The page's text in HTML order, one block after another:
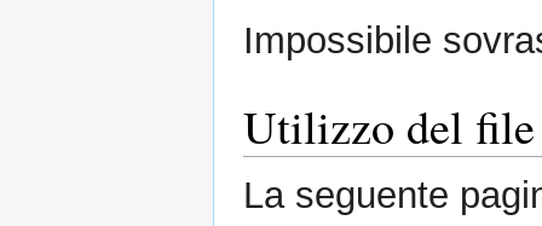
Impossibile
Utilizzo del file
La seguente